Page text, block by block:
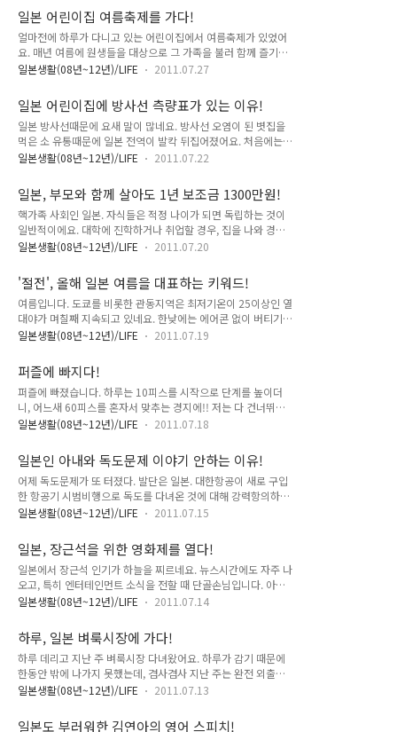
자가 직접 투표소를 방문해, 투표용지의 내용을 공개했다. 사실,
복지가 비교적 잘 되어..
주 만들던 음식이 있다. 카레. 감자와 양파 넣고, 자기 싫어하는
당근 빼고, 익으면 카레 루 넣고 몇 분 끓이면 카레 완성. 그리고
완성된 카레를 하룻밤 냉장고에서 재우더라. 그래야 맛있다고.
야마다상이 부모와 함께 사는 이유! 며칠전 된장찌게를 끓였다.
레샤브샤브를 만들었는데, 돼지고기를 데친 국물이 아까웠다. 이
찌게를 먹을 예정이었다. 아내가 레샤브샤브 양이 많다며, 한마
디 하더군. "된장찌..
일본 어린이집 여름축제를 가다!
얼마전에 하루가 다니고 있는 어린이집에서 여름축제가 있었어
요. 매년 여름에 원생들을 대상으로 그 가족을 불러 함께 즐기는,
가을 운동회와 더불어 가장 큰 행사랍니다. 오늘은 하루가 다니
살아도 1년 보조금 1300만원! 여름축제 모습. 1살부터 6살까지
의 아이들이 저마다 준비한 이벤트를 부모들에게 보여준답니다.
물론, 하루처럼 어린 아이가 속한 반의 경우, 부모도 함께 참여해
요. 사진속에도 보이지만, 아내도 하루를 앉고 이벤트에 참여했
답니다. 행사가 끝나고 하루가 공부하고 있는 밀감반에서 잠시
장. 맨날 아내와 하루 사진만 찍다보니, 함께 사진 찍을 기회가
별로 없었어요. 다행이 이..
일본생활(08년~12년)/LIFE 2011.07.27
일본 어린이집에 방사선 측량표가 있는 이유!
일본 방사선때문에 요새 말이 많네요. 방사선 오염이 된 볏집을
먹은 소 유통때문에 일본 전역이 발칵 뒤집어졌어요. 처음에는
오염된 먹이를 먹은 소가 몇 마리 밖에 안되더니, 지금은 해당 지
이 터질지, 걱정되네요. 며칠전 하루가 다니고 있는 어린이집에
서 여름 축제가 열렸어요. 저희 가족도 하루 데리고 참석했지요.
쉬는 시간 실내로 들어가려고 하는데, 입구 한 쪽 공지란에 종이
한장이 붙여있더군요. 자세히 보니 바로 방사선 측량결과표였어
요. '절전', 올해 일본 여름을 대표하는 키워드! 정부의 방사선 측
사선 측정치가 공개되고 있지만, 하루가 다니고 있는 어린이집처
럼 개별적으로 측정하..
일본생활(08년~12년)/LIFE 2011.07.22
일본, 부모와 함께 살아도 1년 보조금 1300만원!
핵가족 사회인 일본. 자식들은 적정 나이가 되면 독립하는 것이
일반적이에요. 대학에 진학하거나 취업할 경우, 집을 나와 경제
적으로 독립하는 경우가 많죠. 이렇다보니 부모세대와 함께 사는
대수의 증감을 나타내는 그래프는 1920년부터 현재까지 매년
일정폭 상승하고 있답니다. 일본에서 열린 장근석 영화제! 일본
의 핵가족화. 세대 당 평균인원수는 줄고, 세대 수는 매년 증가하
고 있다. 도쿄도의 치요다쿠에서는 차세대육성주택조성금(次世
代育成住宅助成金)이란 제도가 있어요. 부모가 사는 곳 인근에
랍니다. 부모를 모시는 것이 당연한 한국에서는 보기 힘든 제도
이지요. 같이 사는 것도 아니고, 부모가 ..
일본생활(08년~12년)/LIFE 2011.07.20
'절전', 올해 일본 여름을 대표하는 키워드!
여름입니다. 도쿄를 비롯한 관동지역은 최저기온이 25이상인 열
대야가 며칠째 지속되고 있네요. 한낮에는 에어콘 없이 버티기
힘든 날씨입니다. 제가 살고 있는 맨션타입 건축물은 그나마 덜
이야기 하더군요. 히야시추카, 여름에 먹는 일본요리! 올해 일본
여름 키워드는 '절전'입니다. 동북부지역에서 발생한 지진으로
원자력 발전 운행을 중지했고, 덕분에 전력이 많이 부족해요. 도
쿄가 있는 관동지역뿐만 아니라, 오사카가 있는 간사이도 마찬가
지에요. 전력이 부족하니, 사용량을 줄일 수 밖에 없지요. 전철을
본 정부가 절전 안하면 벌금 매기겠다는 무시무시한 소리를 해대
고 있기 때문이죠. 도쿄전력 ..
일본생활(08년~12년)/LIFE 2011.07.19
퍼즐에 빠지다!
퍼즐에 빠졌습니다. 하루는 10피스를 시작으로 단계를 높이더
니, 어느새 60피스를 혼자서 맞추는 경지에!! 저는 다 건너뛰어
300피스에 도전을! 퍼즐, 이거 재밌네요. 하루종일 집에 있는 탓
간은 금방 지나가더군요. 무언가 집중해서 한다는 기분, 좋더군
요. 뭐, 퍼즐 맞추기가 놀이기는 하지만, 저처럼 잡생각 많은 사
람에게 추천입니다. 전 오늘도 300피스 모나리자 퍼즐에 도전
을!!
일본생활(08년~12년)/LIFE 2011.07.18
일본인 아내와 독도문제 이야기 안하는 이유!
어제 독도문제가 또 터졌다. 발단은 일본. 대한항공이 새로 구입
한 항공기 시범비행으로 독도를 다녀온 것에 대해 강력항의하면
서 불거졌다. 점심 시간대 일본에서는 관련 뉴스를 보도했다. 어
하루를 데려왔다. 아내가 집에 들어왔을 때, 마침 대한항공의 독
도영해 침해(?)에 대한 뉴스가 나오고 있었다. 대한항공이 일본
영토인 타케시마를 침범했다는 내용이었다. 아내가 무슨 일이냐
고 내게 물었다. 이때부터 물만난 물고기 마냥, 독도문제에 대해
열변을 토했다. 아내는 처음에는 고개를 끄덕이더니, 어느 순간
도)에 대한 일본 정부의 반응에 대해 어떻게 생각해?" '독도가 니
네 땅이냐?'라고 울분을..
일본생활(08년~12년)/LIFE 2011.07.15
일본, 장근석을 위한 영화제를 열다!
일본에서 장근석 인기가 하늘을 찌르네요. 뉴스시간에도 자주 나
오고, 특히 엔터테인먼트 소식을 전할 때 단골손님입니다. 아내
가 다니고 있는 회사 사장님 딸도 장근석 팬으로, 일본에서 구할
제게 물어본 적도!! 아무튼, 일본에서 장근석 인기, 한류중 최고
입니다. 한류 팬, 장근석 방문에 열광하다! 장근석 영화축제 포스
터입니다. 장근석이 출연한 영화 4편을 7월 9일부터 8월 5일까
지 약 한달간 상영할 예정입니다. 장소는 시네마토 록폰기입니
다. 장근석 영화축제 소식을 일본 방송에서도 소개하더군요. 상
솔라시도 이렇게 4편입니다. 그러고보니 즐거운 인생 빼고는 다
일본생활(08년~12년)/LIFE 2011.07.14
하루, 일본 벼룩시장에 가다!
하루 데리고 지난 주 벼룩시장 다녀왔어요. 하루가 감기 때문에
한동안 밖에 나가지 못했는데, 겸사겸사 지난 주는 완전 외출모
드였답니다. 일본 벼룩시장은 아이가 있는 가정에게 추천합니다.
할 수 있지요. 물론, 중고이기는 하지만 거의 새것이나 다름없는
일본생활(08년~12년)/LIFE 2011.07.13
일본도 부러워한 김연아의 영어 스피치!